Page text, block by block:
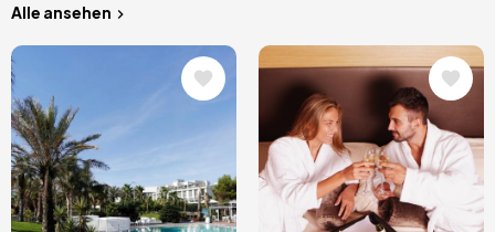
Alle ansehen
Bild Bild